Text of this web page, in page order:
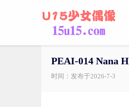
PEAI-014 Nana
时间：发布于2026-7-3